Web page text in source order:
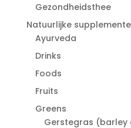
Gezondheidsthee
Natuurlijke
Ayurveda
Drinks
Foods
Fruits
Greens
Gerstegras (barley